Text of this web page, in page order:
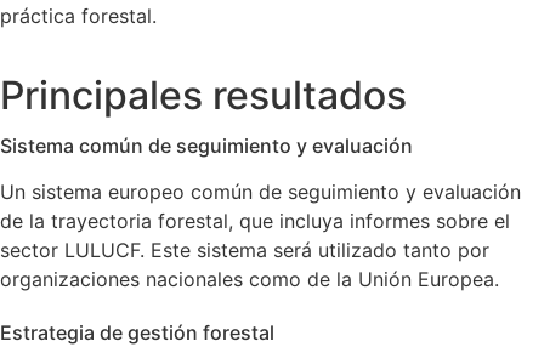
práctica forestal.
Principales resultados
Sistema común de seguimiento y evaluación
Un sistema europeo común de seguimiento y evaluación
de la trayectoria forestal, que incluya informes sobre el
sector LULUCF. Este sistema será utilizado tanto por
organizaciones nacionales como de la Unión Europea.
Estrategia de gestión forestal